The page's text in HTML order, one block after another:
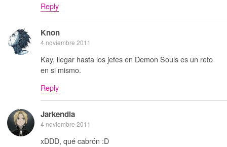
Reply
Knon
4 noviembre 2011
Kay, llegar hasta los jefes en Demon Souls es un reto
en si mismo.
Reply
Jarkendia
4 noviembre 2011
xDDD, qué cabrón :D